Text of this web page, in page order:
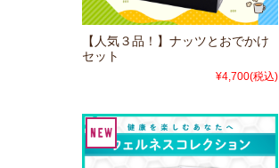
【人気３品！】ナッツとおでかけ
セット
¥4,700(税込)